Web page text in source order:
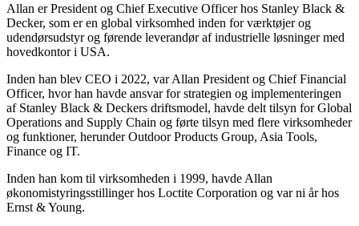
Allan er President og Chief Executive Officer hos Stanley Black &
Decker, som er en global virksomhed inden for værktøjer og
udendørsudstyr og førende leverandør af industrielle løsninger med
hovedkontor i USA.
Inden han blev CEO i 2022, var Allan President og Chief Financial
Officer, hvor han havde ansvar for strategien og implementeringen
af Stanley Black & Deckers driftsmodel, havde delt tilsyn for Global
Operations and Supply Chain og førte tilsyn med flere virksomheder
og funktioner, herunder Outdoor Products Group, Asia Tools,
Finance og IT.
Inden han kom til virksomheden i 1999, havde Allan
økonomistyringsstillinger hos Loctite Corporation og var ni år hos
Ernst & Young.